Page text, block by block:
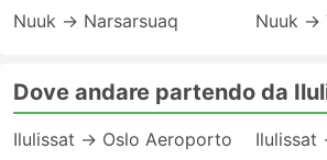
Nuuk → Narsarsuaq
Nuuk →
Dove andare partendo da
Ilulissat → Oslo Aeroporto
Ilulissat